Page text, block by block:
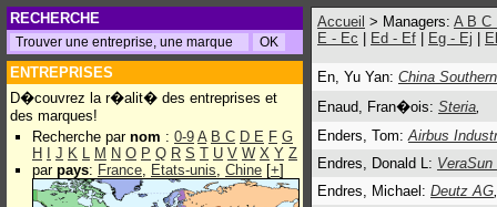
RECHERCHE
ENTREPRISES
D�couvrez la r�alit� des entreprises et
des marques!
Recherche par nom : 0-9 A B C D E F G
H
J K L M N O P Q R S T U V W X Y Z
par pays: France, Etats-unis, Chine [+]
Accueil > Managers: A B C
E - Ec
Ed - Ef Eg - Ej
En, Yu Yan: China
Enaud, Fran�ois: Steria,
Enders, Tom:Airbus
Endres, Donald L: VeraSun
Endres, Michael: Deutz AG,